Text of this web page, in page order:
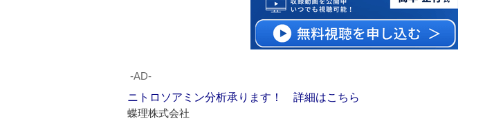
‐AD‐
ニトロソアミン分析承ります！ 詳細はこちら
蝶理株式会社